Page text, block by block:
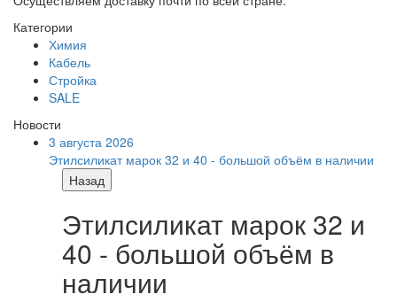
Категории
Химия
Кабель
Стройка
SALE
Новости
3 августа 2026
Этилсиликат марок 32 и 40 - большой объём в наличии
Назад
Этилсиликат марок 32 и
40 - большой объём в
наличии